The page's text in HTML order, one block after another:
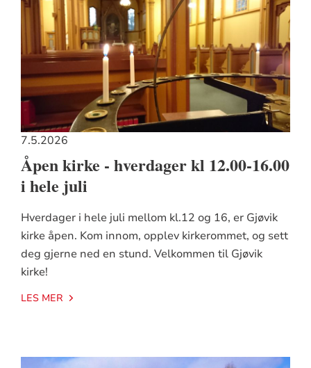
7.5.2026
Åpen kirke - hverdager kl 12.00-16.00
i hele juli
Hverdager i hele juli mellom kl.12 og 16, er Gjøvik
kirke åpen. Kom innom, opplev kirkerommet, og sett
deg gjerne ned en stund. Velkommen til Gjøvik
kirke!
LES MER